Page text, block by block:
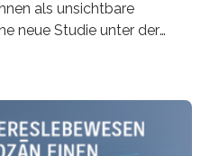
als unsichtbare
neue Studie unter der
Bremen –
Die Überblicksstudie